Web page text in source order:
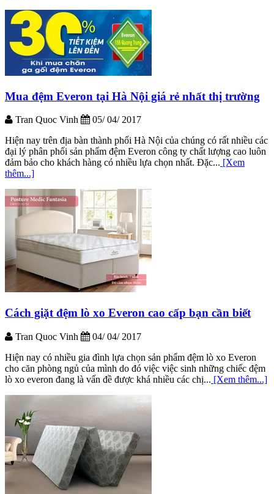
Mua đệm Everon tại Hà Nội giá rẻ nhất thị trường
Tran Quoc Vinh
05/ 04/ 2017
Hiện nay trên địa bàn thành phối Hà Nội của chúng có rất nhiều các
đại lý phân phối sản phẩm đệm Everon công ty chất lượng cao luôn
đảm bảo cho khách hàng có nhiều lựa chọn nhất. Đặc... [Xem
thêm...]
Cách giặt đệm lò xo Everon cao cấp bạn cần biết
Tran Quoc Vinh
04/ 04/ 2017
Hiện nay có nhiều gia đình lựa chọn sản phẩm đệm lò xo Everon
cho căn phòng ngủ của mình do đó việc việc sinh những chiếc đệm
lò xo everon đang là vấn đề được khá nhiều các chị... [Xem thêm...]